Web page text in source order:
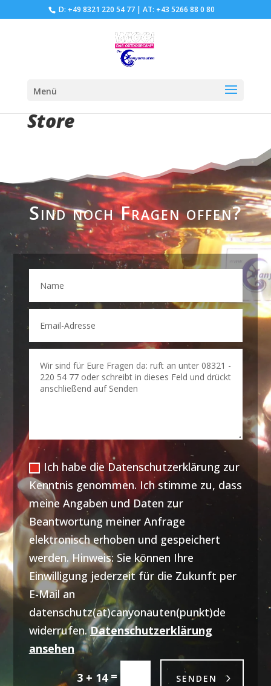
D: +49 8321 220 54 77| AT: +43 5266 88 0 80
Menü
Store
Sind noch Fragen offen?
Ich habe die Datenschutzerklärung zur
Kenntnis genommen. Ich stimme zu, dass
meine Angaben und Daten zur
Beantwortung meiner Anfrage
elektronisch erhoben und gespeichert
werden. Hinweis: Sie können Ihre
Einwilligung jederzeit für die Zukunft per
E-Mail an
datenschutz(at)canyonauten(punkt)de
widerrufen.Datenschutzerklärung
ansehen
3 + 14= SENDEN